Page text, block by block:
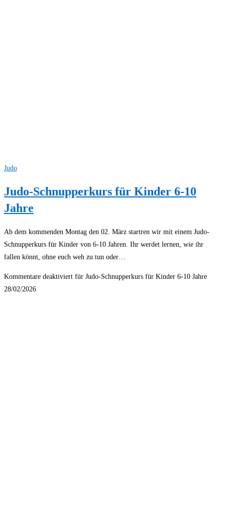
Judo
Judo-Schnupperkurs für Kinder 6-10
Jahre
Ab dem kommenden Montag den 02. März startren wir mit einem Judo-
Schnupperkurs für Kinder von 6-10 Jahren. Ihr werdet lernen, wie ihr
fallen könnt, ohne euch weh zu tun oder…
Kommentare deaktiviert für Judo-Schnupperkurs für Kinder 6-10 Jahre
28/02/2026